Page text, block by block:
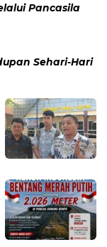
Pancasila
Sehari-Hari